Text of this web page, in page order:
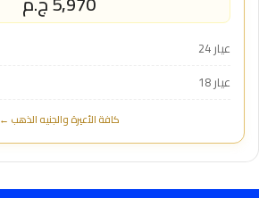
عيار 24
عيار 18
كافة الأعيرة والجنيه الذهب ←